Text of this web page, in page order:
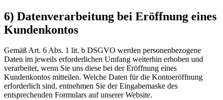
6) Datenverarbeitung bei Eröffnung eines
Kundenkontos
Gemäß Art. 6 Abs. 1 lit. b DSGVO werden personenbezogene
Daten im jeweils erforderlichen Umfang weiterhin erhoben und
verarbeitet, wenn Sie uns diese bei der Eröffnung eines
Kundenkontos mitteilen. Welche Daten für die Kontoeröffnung
erforderlich sind, entnehmen Sie der Eingabemaske des
entsprechenden Formulars auf unserer Website.